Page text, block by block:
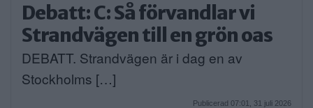
Debatt: C: Så förvandlar vi
Strandvägen till en grön oas
DEBATT. Strandvägen är i dag en av
Stockholms […]
Publicerad 07:01, 31 juli 2026